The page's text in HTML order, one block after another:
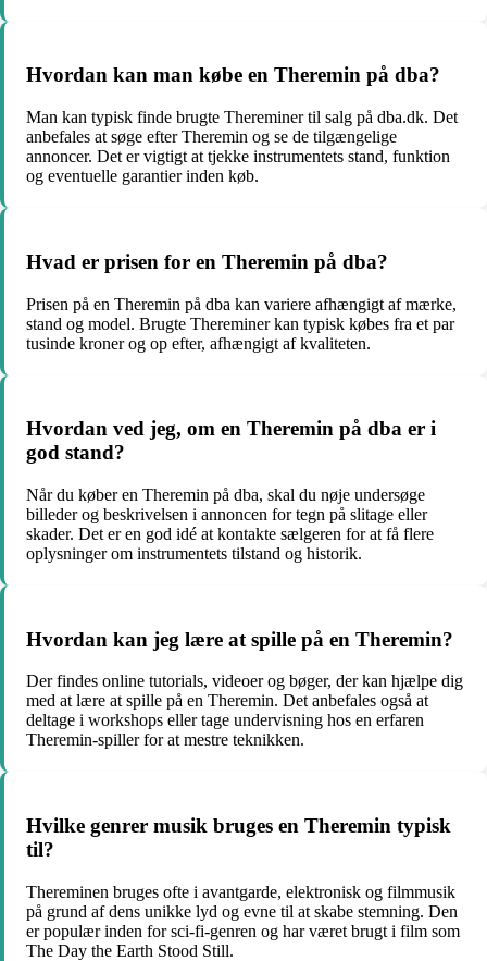
Hvordan kan man købe en Theremin på dba?
Man kan typisk finde brugte Thereminer til salg på dba.dk. Det
anbefales at søge efter Theremin og se de tilgængelige
annoncer. Det er vigtigt at tjekke instrumentets stand, funktion
og eventuelle garantier inden køb.
Hvad er prisen for en Theremin på dba?
Prisen på en Theremin på dba kan variere afhængigt af mærke,
stand og model. Brugte Thereminer kan typisk købes fra et par
tusinde kroner og op efter, afhængigt af kvaliteten.
Hvordan ved jeg, om en Theremin på dba er i
god stand?
Når du køber en Theremin på dba, skal du nøje undersøge
billeder og beskrivelsen i annoncen for tegn på slitage eller
skader. Det er en god idé at kontakte sælgeren for at få flere
oplysninger om instrumentets tilstand og historik.
Hvordan kan jeg lære at spille på en Theremin?
Der findes online tutorials, videoer og bøger, der kan hjælpe dig
med at lære at spille på en Theremin. Det anbefales også at
deltage i workshops eller tage undervisning hos en erfaren
Theremin-spiller for at mestre teknikken.
Hvilke genrer musik bruges en Theremin typisk
til?
Thereminen bruges ofte i avantgarde, elektronisk og filmmusik
på grund af dens unikke lyd og evne til at skabe stemning. Den
er populær inden for sci-fi-genren og har været brugt i film som
The Day the Earth Stood Still.